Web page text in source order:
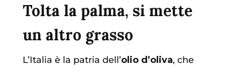
Tolta la palma, si mette
un altro grasso
L’Italia è la patria dell’olio d’oliva, che